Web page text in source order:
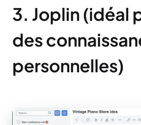
3. Joplin (idéal
des
personnelles)